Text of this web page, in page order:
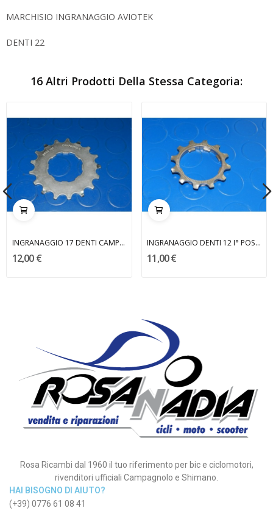
MARCHISIO INGRANAGGIO AVIOTEK
DENTI 22
16 Altri Prodotti Della Stessa Categoria:
INGRANAGGIO 17 DENTI CAMPAGNOLO
12,00 €
INGRANAGGIO DENTI 12 I° POSIZIONE MARCHISIO
11,00 €
Rosa Ricambi dal 1960 il tuo riferimento per bic e ciclomotori,
rivenditori ufficiali Campagnolo e Shimano.
HAI BISOGNO DI AIUTO?
(+39) 0776 61 08 41